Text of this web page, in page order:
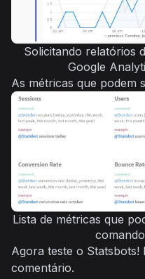
Solicitando relatórios
Google
As métricas que podem
Lista de métricas que
Agora teste o Statsbots!
comentário.